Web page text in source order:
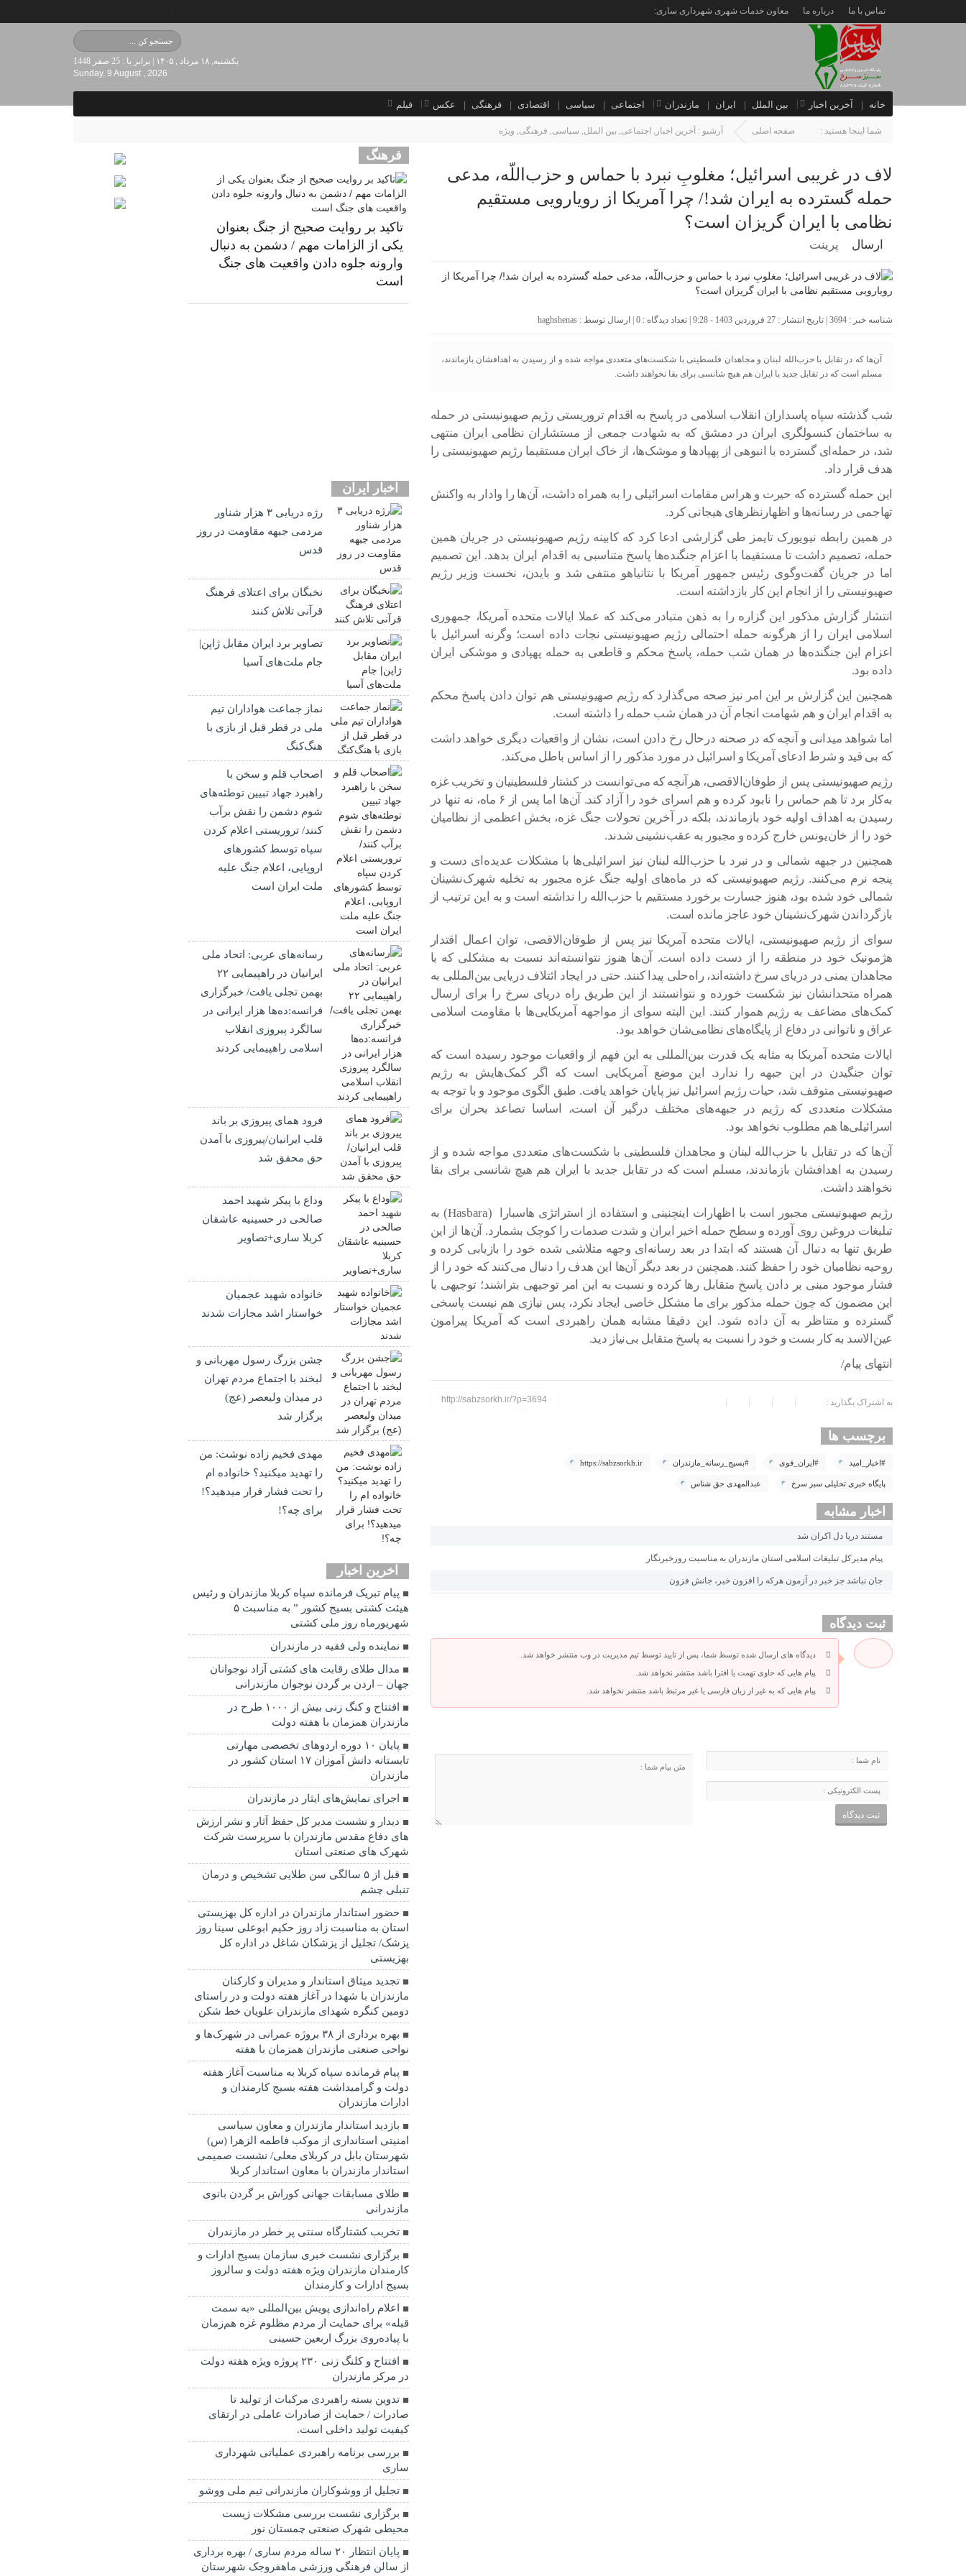
تماس با ما درباره ما معاون خدمات شهری شهرداری ساری:
یکشنبه, ۱۸ مرداد , ۱۴۰۵ | برابر با : 25 صفر 1448
Sunday, 9 August , 2026
خانه آخرین اخبار بین الملل ایران مازندران اجتماعی سیاسی اقتصادی فرهنگی عکس فیلم
شما اینجا هستید : صفحه اصلی آرشیو : آخرین اخبار , اجتماعی, بین الملل, سیاسی, فرهنگی, ویژه
لاف در غریبی اسرائیل؛ مغلوبِ نبرد با حماس و حزب‌اللّه، مدعی
حمله گسترده به ایران شد!/ چرا آمریکا از رویارویی مستقیم
نظامی با ایران گریزان است؟
ارسال پرینت
شناسه خبر : 3694 | تاریخ انتشار : 27 فروردین 1403 - 9:28 | تعداد دیدگاه : 0 | ارسال توسط : haghshenas
آن‌ها که در تقابل با حزب‌الله لبنان و مجاهدان فلسطینی با شکست‌های متعددی مواجه شده و از رسیدن به اهدافشان بازماندند،
مسلم است که در تقابل جدید با ایران هم هیچ شانسی برای بقا نخواهند داشت.
شب گذشته سپاه پاسداران انقلاب اسلامی در پاسخ به اقدام تروریستی رژیم صهیونیستی در حمله
به ساختمان کنسولگری ایران در دمشق که به شهادت جمعی از مستشاران نظامی ایران منتهی
شد، در حمله‌ای گسترده با انبوهی از پهپادها و موشک‌ها، از خاک ایران مستقیما رژیم صهیونیستی را
هدف قرار داد.
این حمله گسترده که حیرت و هراس مقامات اسرائیلی را به همراه داشت، آن‌ها را وادار به واکنش
تهاجمی در رسانه‌ها و اظهارنظرهای هیجانی کرد.
در همین رابطه نیویورک تایمز طی گزارشی ادعا کرد که کابینه رژیم صهیونیستی در جریان همین
حمله، تصمیم داشت تا مستقیما با اعزام جنگنده‌ها پاسخ متناسبی به اقدام ایران بدهد. این تصمیم
اما در جریان گفت‌وگوی رئیس جمهور آمریکا با نتانیاهو منتفی شد و بایدن، نخست وزیر رژیم
صهیونیستی را از انجام این کار بازداشته است.
انتشار گزارش مذکور این گزاره را به ذهن متبادر می‌کند که عملا ایالات متحده آمریکا، جمهوری
اسلامی ایران را از هرگونه حمله احتمالی رژیم صهیونیستی نجات داده است؛ وگرنه اسرائیل با
اعزام این جنگنده‌ها در همان شب حمله، پاسخ محکم و قاطعی به حمله پهپادی و موشکی ایران
داده بود.
همچنین این گزارش بر این امر نیز صحه می‌گذارد که رژیم صهیونیستی هم توان دادن پاسخ محکم
به اقدام ایران و هم شهامت انجام آن در همان شب حمله را داشته است.
اما شواهد میدانی و آنچه که در صحنه درحال رخ دادن است، نشان از واقعیات دیگری خواهد داشت
که بی قید و شرط ادعای آمریکا و اسرائیل در مورد مذکور را از اساس باطل می‌کند.
رژیم صهیونیستی پس از طوفان‌الاقصی، هرآنچه که می‌توانست در کشتار فلسطینیان و تخریب غزه
به‌کار برد تا هم حماس را نابود کرده و هم اسرای خود را آزاد کند. آن‌ها اما پس از ۶ ماه، نه تنها در
رسیدن به اهداف اولیه خود بازماندند، بلکه در آخرین تحولات جنگ غزه، بخش اعظمی از نظامیان
خود را از خان‌یونس خارج کرده و مجبور به عقب‌نشینی شدند.
همچنین در جبهه‌ شمالی و در نبرد با حزب‌الله لبنان نیز اسرائیلی‌ها با مشکلات عدیده‌ای دست و
پنجه نرم می‌کنند. رژیم صهیونیستی که در ماه‌های اولیه جنگ غزه مجبور به تخلیه شهرک‌نشینان
شمالی خود شده بود، هنوز جسارت برخورد مستقیم با حزب‌الله را نداشته است و به این ترتیب از
بازگرداندن شهرک‌نشینان خود عاجز مانده است.
سوای از رژیم صهیونیستی، ایالات متحده آمریکا نیز پس از طوفان‌الاقصی، توان اعمال اقتدار
هژمونیک خود در منطقه را از دست داده است. آن‌ها هنوز نتوانسته‌اند نسبت به مشکلی که با
مجاهدان یمنی در دریای سرخ داشته‌اند، راه‌حلی پیدا کنند. حتی در ایجاد ائتلاف دریایی بین‌المللی به
همراه متحدانشان نیز شکست خورده و نتوانستند از این طریق راه دریای سرخ را برای ارسال
کمک‌های مضاعف به رژیم هموار کنند. این البته سوای از مواجهه‌ آمریکایی‌ها با مقاومت اسلامی
عراق و ناتوانی در دفاع از پایگاه‌های نظامی‌شان خواهد بود.
ایالات متحده آمریکا به مثابه یک قدرت بین‌المللی به این فهم از واقعیات موجود رسیده است که
توان جنگیدن در این جبهه را ندارد. این موضع آمریکایی است که اگر کمک‌هایش به رژیم
صهیونیستی متوقف شد، حیات رژیم اسرائیل نیز پایان خواهد یافت. طبق الگوی موجود و با توجه به
مشکلات متعددی که رژیم در جبهه‌های مختلف درگیر آن است، اساسا تصاعد بحران برای
اسرائیلی‌ها هم مطلوب نخواهد بود.
آن‌ها که در تقابل با حزب‌الله لبنان و مجاهدان فلسطینی با شکست‌های متعددی مواجه شده و از
رسیدن به اهدافشان بازماندند، مسلم است که در تقابل جدید با ایران هم هیچ شانسی برای بقا
نخواهند داشت.
رژیم صهیونیستی مجبور است با اظهارات اینچنینی و استفاده از استراتژی هاسبارا (Hasbara) به
تبلیغات دروغین روی آورده و سطح حمله اخیر ایران و شدت صدمات را کوچک بشمارد. آن‌ها از این
طریق تنها به دنبال آن هستند که ابتدا در بعد رسانه‌ای وجهه متلاشی شده خود را بازیابی کرده و
روحیه نظامیان خود را حفظ کنند. همچنین در بعد دیگر آن‌ها این هدف را دنبال می‌کنند که خود را از
فشار موجود مبنی بر دادن پاسخ متقابل رها کرده و نسبت به این امر توجیهی بتراشند؛ توجیهی با
این مضمون که چون حمله مذکور برای ما مشکل خاصی ایجاد نکرد، پس نیازی هم نیست پاسخی
گسترده و متناظر به آن داده شود. این دقیقا مشابه همان راهبردی است که آمریکا پیرامون
عین‌الاسد به کار بست و خود را نسبت به پاسخ متقابل بی‌نیاز دید.
انتهای پیام/
به اشتراک بگذارید : http://sabzsorkh.ir/?p=3694
برچسب ها
#اخبار_امید #ایران_قوی #بسیج_رسانه_مازندران https://sabzsorkh.ir
پایگاه خبری تحلیلی سبز سرخ عبدالمهدی حق شناس
اخبار مشابه
مستند دریا دل اکران شد
پیام مدیرکل تبلیغات اسلامی استان مازندران به مناسبت روزخبرنگار
جان نباشد جز خبر در آزمون هرکه را افزون خبر، جانش فزون
ثبت دیدگاه
دیدگاه های ارسال شده توسط شما، پس از تایید توسط تیم مدیریت در وب منتشر خواهد شد.
پیام هایی که حاوی تهمت یا افترا باشد منتشر نخواهد شد.
پیام هایی که به غیر از زبان فارسی یا غیر مرتبط باشد منتشر نخواهد شد.
فرهنگ
تاکید بر روایت صحیح از جنگ بعنوان
یکی از الزامات مهم / دشمن به دنبال
وارونه جلوه دادن واقعیت های جنگ
است
اخبار ایران
رژه دریایی ۳ هزار شناور
مردمی جبهه مقاومت در روز
قدس
نخبگان برای اعتلای فرهنگ
قرآنی تلاش کنند
تصاویر برد ایران مقابل ژاپن|
جام ملت‌های آسیا
نماز جماعت هواداران تیم
ملی در قطر قبل از بازی با
هنگ‌کنگ
اصحاب قلم و سخن با
راهبرد جهاد تبیین توطئه‌های
شوم دشمن را نقش برآب
کنند/ تروریستی اعلام کردن
سپاه توسط کشورهای
اروپایی، اعلام جنگ علیه
ملت ایران است
رسانه‌های عربی: اتحاد ملی
ایرانیان در راهپیمایی ۲۲
بهمن تجلی یافت/ خبرگزاری
فرانسه:ده‌ها هزار ایرانی در
سالگرد پیروزی انقلاب
اسلامی راهپیمایی کردند
فرود همای پیروزی بر باند
قلب ایرانیان/پیروزی با آمدن
حق محقق شد
وداع با پیکر شهید احمد
صالحی‌ در حسینیه عاشقان
کربلا ساری+تصاویر
خانواده شهید عجمیان
خواستار اشد مجازات شدند
جشن بزرگ رسول مهربانی و
لبخند با اجتماع مردم تهران
در میدان ولیعصر (عج)
برگزار شد
مهدی فخیم زاده نوشت: من
را تهدید میکنید؟ خانواده ام
را‌ تحت فشار قرار میدهید؟!
برای چه؟!
اخرین اخبار
پیام تبریک فرمانده سپاه کربلا مازندران و رئیس
هیئت کشتی بسیج کشور ” به مناسبت ۵
شهریورماه روز ملی کشتی
نماينده ولی فقیه در مازندران
مدال طلای رقابت های کشتی آزاد نوجوانان
جهان – اردن بر گردن نوجوان مازندرانی
افتتاح و کنگ زنی بیش از ۱۰۰۰ طرح در
مازندران همزمان با هفته دولت
پایان ۱۰ دوره اردوهای تخصصی مهارتی
تابستانه دانش آموزان ۱۷ استان کشور در
مازندران
اجرای نمایش‌های ایثار در مازندران
دیدار و نشست مدیر کل حفظ آثار و نشر ارزش
های دفاع مقدس مازندران با سرپرست شرکت
شهرک های صنعتی استان
قبل از ۵ سالگی سن طلایی تشخیص و درمان
تنبلی چشم
حضور استاندار مازندران در اداره کل بهزیستی
استان به مناسبت زاد روز حکیم ابوعلی سینا روز
پزشک/ تجلیل از پزشکان شاغل در اداره کل
بهزیستی
تجدید میثاق استاندار و مدیران و کارکنان
مازندران با شهدا در آغاز هفته دولت و در راستای
دومین کنگره شهدای مازندران علویان خط شکن
بهره برداری از ۳۸ بروژه عمرانی در شهرک‌ها و
نواحی صنعتی مازندران همزمان با هفته
پیام فرمانده سپاه کربلا به مناسبت آغاز هفته
دولت و گرامیداشت هفته بسیج کارمندان و
ادارات مازندران
بازدید استاندار مازندران و معاون سیاسی
امنیتی استانداری از موکب فاطمه الزهرا (س)
شهرستان بابل در کربلای معلی/ نشست صمیمی
استاندار مازندران با معاون استاندار کربلا
طلای مسابقات جهانی کوراش بر گردن بانوی
مازندرانی
تخربب کشتارگاه سنتی پر خطر در مازندران
برگزاری نشست خبری سازمان بسیج ادارات و
کارمندان مازندران ویژه هفته دولت و سالروز
بسیج ادارات و کارمندان
اعلام راه‌اندازی پویش بین‌المللی «به سمت
قبله» برای حمایت از مردم مظلوم غزه هم‌زمان
با پیاده‌روی بزرگ اربعین حسینی
افتتاح و کلنگ زنی ۲۳۰ پروژه ویژه هفته دولت
در مرکز مازندران
تدوین بسته راهبردی مرکبات از تولید تا
صادرات / حمایت از صادرات عاملی در ارتقای
کیفیت تولید داخلی است.
بررسی برنامه راهبردی عملیاتی شهرداری
ساری
تجلیل از ووشوکاران مازندرانی تیم ملی ووشو
برگزاری نشست بررسی مشکلات زیست
محیطی شهرک صنعتی چمستان نور
پایان انتظار ۲۰ ساله مردم ساری / بهره برداری
از سالن فرهنگی ورزشی ماهفروجک شهرستان